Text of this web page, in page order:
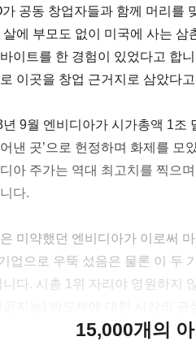
공동 창업자들과 함께 머리를
살에 부모도 없이 미국에 사는 삼
이트를 한 경험이 있었다고 합
이곳을 창업 근거지로 삼았다
년 9월 엔비디아가 시가총액 1조
낸 곳’으로 헌정하며 화제를 모
아 주가는 역대 최고치를 찍으
다.
미약했던 엔비디아가 이로써
업으로 우뚝 섰음은 물론 이 두
니다. 시총 1위 자리야 영원하지
15,000개의